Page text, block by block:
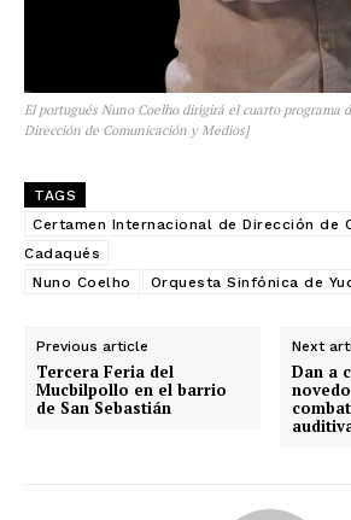
El portugués Nuno Coelho dirigirá el cuarto programa
Dirección de Comunicación y Medios]
TAGS
Certamen Internacional de Dirección de
Cadaqués
Nuno Coelho
Orquesta Sinfónica de
Previous article
Tercera Feria del
Mucbilpollo en el barrio
de San Sebastián
Next
Dan a